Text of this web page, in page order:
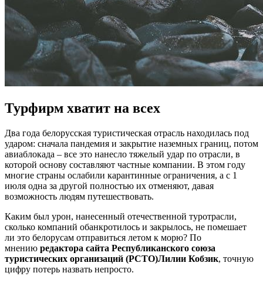
Турфирм хватит на всех
Два года белорусская туристическая отрасль находилась под
ударом: сначала пандемия и закрытие наземных границ, потом
авиаблокада – все это нанесло тяжелый удар по отрасли, в
которой основу составляют частные компании. В этом году
многие страны ослабили карантинные ограничения, а с 1
июля одна за другой полностью их отменяют, давая
возможность людям путешествовать.
Каким был урон, нанесенный отечественной туротрасли,
сколько компаний обанкротилось и закрылось, не помешает
ли это белорусам отправиться летом к морю? По
мнению редактора сайта Республиканского союза
туристических организаций (РСТО)Лилии Кобзик, точную
цифру потерь назвать непросто.